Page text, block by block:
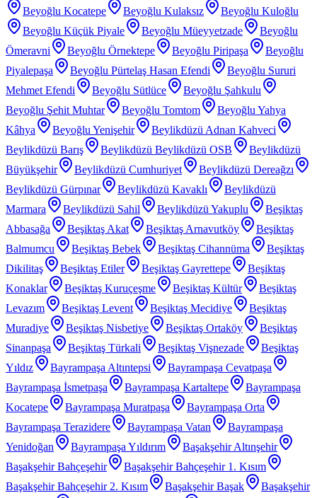
Beyoğlu Kocatepe
Beyoğlu Kulaksız
Beyoğlu Kuloğlu
Beyoğlu Küçük Piyale
Beyoğlu Müeyyetzade
Beyoğlu
Ömeravni
Beyoğlu Örnektepe Beyoğlu Piripaşa
Beyoğlu
Piyalepaşa
Beyoğlu Pürtelaş Hasan Efendi
Beyoğlu Sururi
Mehmet Efendi
Beyoğlu Sütlüce
Beyoğlu Şahkulu
Beyoğlu Şehit Muhtar
Beyoğlu Tomtom
Beyoğlu Yahya
Kâhya
Beyoğlu Yenişehir
Beylikdüzü Adnan Kahveci
Beylikdüzü Barış
Beylikdüzü Beylikdüzü OSB
Beylikdüzü
Büyükşehir
Beylikdüzü Cumhuriyet
Beylikdüzü Dereağzı
Beylikdüzü Gürpınar
Beylikdüzü Kavaklı
Beylikdüzü
Marmara
Beylikdüzü Sahil Beylikdüzü Yakuplu
Beşiktaş
Abbasağa
Beşiktaş Akat Beşiktaş Arnavutköy
Beşiktaş
Balmumcu
Beşiktaş Bebek Beşiktaş Cihannüma
Beşiktaş
Dikilitaş
Beşiktaş Etiler Beşiktaş Gayrettepe
Beşiktaş
Konaklar
Beşiktaş Kuruçeşme Beşiktaş Kültür
Beşiktaş
Levazım
Beşiktaş Levent Beşiktaş Mecidiye
Beşiktaş
Muradiye
Beşiktaş Nisbetiye Beşiktaş Ortaköy
Beşiktaş
Sinanpaşa
Beşiktaş Türkali Beşiktaş Vişnezade
Beşiktaş
Yıldız
Bayrampaşa Altıntepsi
Bayrampaşa Cevatpaşa
Bayrampaşa İsmetpaşa
Bayrampaşa Kartaltepe
Bayrampaşa
Kocatepe
Bayrampaşa Muratpaşa
Bayrampaşa Orta
Bayrampaşa Terazidere
Bayrampaşa Vatan
Bayrampaşa
Yenidoğan
Bayrampaşa Yıldırım
Başakşehir Altınşehir
Başakşehir Bahçeşehir
Başakşehir Bahçeşehir 1. Kısım
Başakşehir Bahçeşehir 2. Kısım
Başakşehir Başak
Başakşehir